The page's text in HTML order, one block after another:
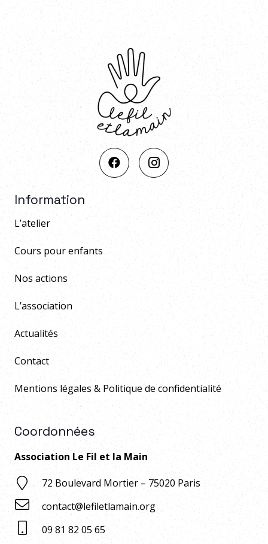
Information
L’atelier
Cours pour enfants
Nos actions
L’association
Actualités
Contact
Mentions légales & Politique de confidentialité
Coordonnées
Association Le Fil et la Main
72 Boulevard Mortier – 75020 Paris
contact@lefiletlamain.org
09 81 82 05 65